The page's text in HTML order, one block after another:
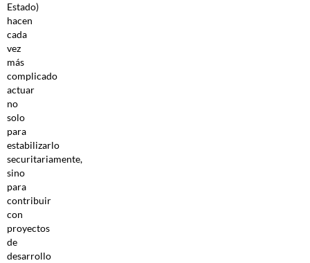
Estado)
hacen
cada
vez
más
complicado
actuar
no
solo
para
estabilizarlo
securitariamente,
sino
para
contribuir
con
proyectos
de
desarrollo